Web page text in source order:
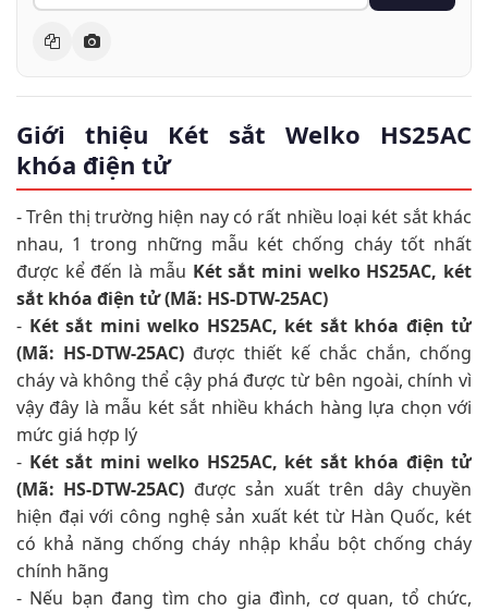
Giới thiệu Két sắt Welko HS25AC
khóa điện tử
- Trên thị trường hiện nay có rất nhiều loại két sắt khác
nhau, 1 trong những mẫu két chống cháy tốt nhất
được kể đến là mẫu Két sắt mini welko HS25AC, két
sắt khóa điện tử (Mã: HS-DTW-25AC)
- Két sắt mini welko HS25AC, két sắt khóa điện tử
(Mã: HS-DTW-25AC) được thiết kế chắc chắn, chống
cháy và không thể cậy phá được từ bên ngoài, chính vì
vậy đây là mẫu két sắt nhiều khách hàng lựa chọn với
mức giá hợp lý
- Két sắt mini welko HS25AC, két sắt khóa điện tử
(Mã: HS-DTW-25AC) được sản xuất trên dây chuyền
hiện đại với công nghệ sản xuất két từ Hàn Quốc, két
có khả năng chống cháy nhập khẩu bột chống cháy
chính hãng
- Nếu bạn đang tìm cho gia đình, cơ quan, tổ chức,